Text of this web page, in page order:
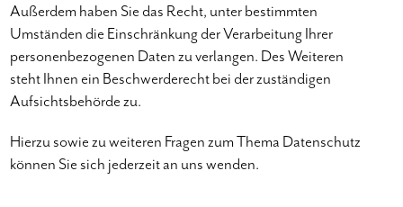
Außerdem haben Sie das Recht, unter bestimmten
Umständen die Einschränkung der Verarbeitung Ihrer
personenbezogenen Daten zu verlangen. Des Weiteren
steht Ihnen ein Beschwerderecht bei der zuständigen
Aufsichtsbehörde zu.
Hierzu sowie zu weiteren Fragen zum Thema Datenschutz
können Sie sich jederzeit an uns wenden.